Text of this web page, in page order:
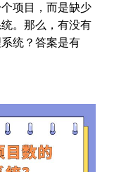
项目，而是缺少
。那么，有没有
统？答案是有